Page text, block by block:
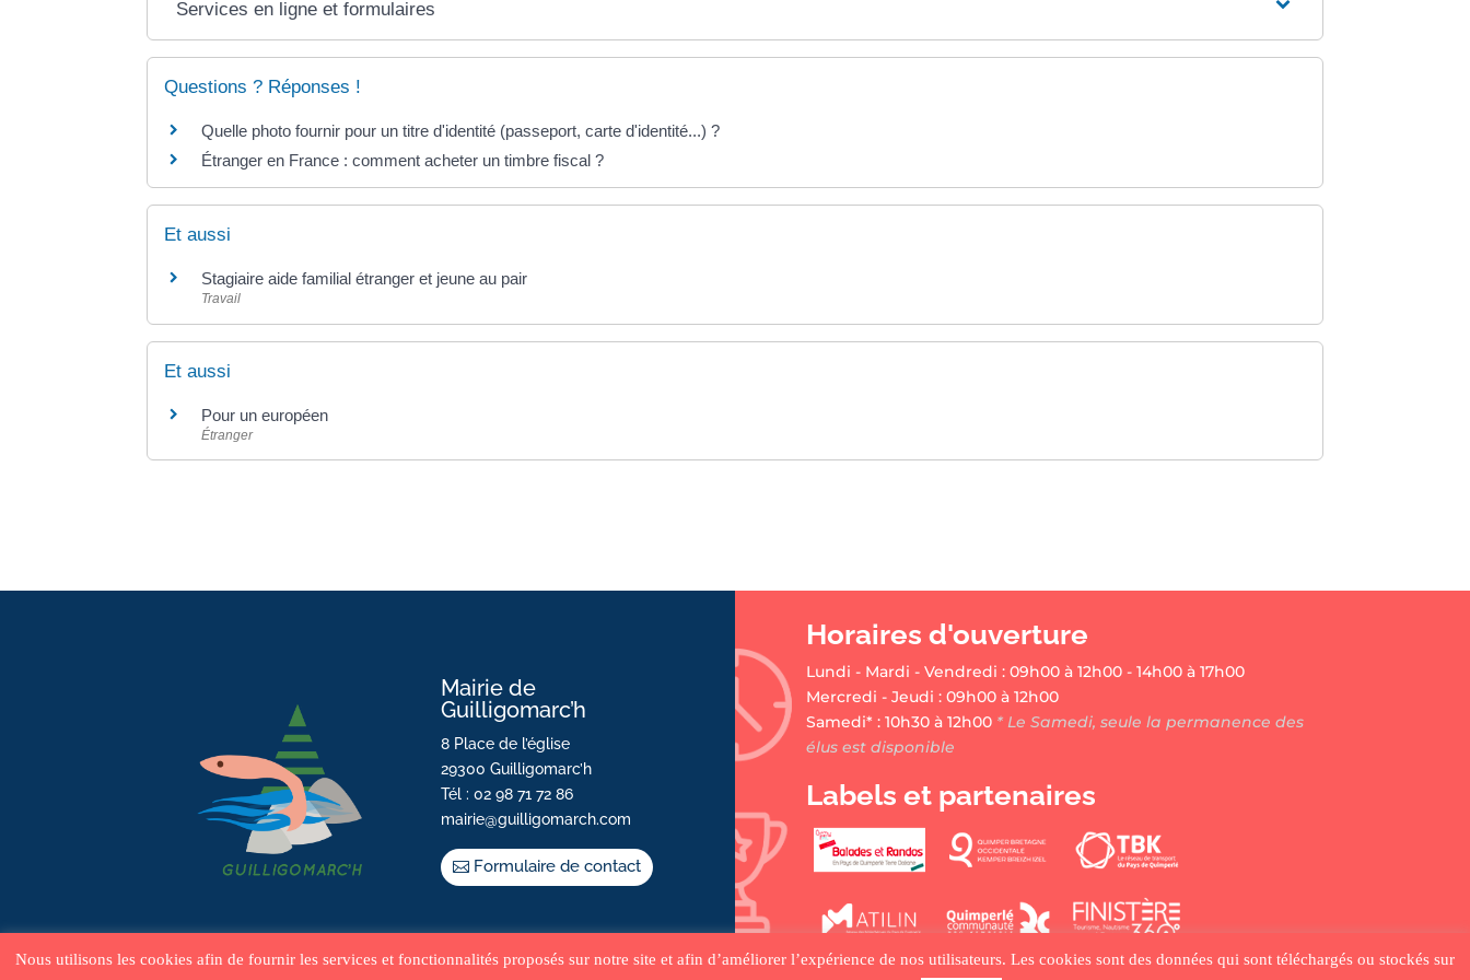
Services en ligne et formulaires
Questions ? Réponses !
Quelle photo fournir pour un titre d'identité (passeport, carte d'identité...) ?
Étranger en France : comment acheter un timbre fiscal ?
Et aussi
Stagiaire aide familial étranger et jeune au pair
Travail
Et aussi
Pour un européen
Étranger
Mairie de
Guilligomarc’h
8 Place de l’église
29300 Guilligomarc’h
Tél : 02 98 71 72 86
mairie@guilligomarch.com
Formulaire de contact
Horaires d'ouverture
Lundi - Mardi - Vendredi : 09h00 à 12h00 - 14h00 à 17h00
Mercredi - Jeudi : 09h00 à 12h00
Samedi* : 10h30 à 12h00* Le Samedi, seule la permanence des
élus est disponible
Labels et partenaires
Nous utilisons les cookies afin de fournir les services et fonctionnalités proposés sur notre site et afin d’améliorer l’expérience de nos utilisateurs. Les cookies sont des données qui sont téléchargés ou stockés sur